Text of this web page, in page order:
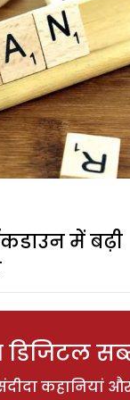
में बढ़ी
डिजिटल
कहानियां